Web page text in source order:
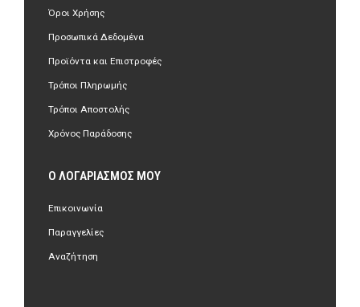
Όροι Χρήσης
Προσωπικά Δεδομένα
Προϊόντα και Επιστροφές
Τρόποι Πληρωμής
Τρόποι Αποστολής
Χρόνος Παράδοσης
Ο ΛΟΓΑΡΙΑΣΜΌΣ ΜΟΥ
Επικοινωνία
Παραγγελίες
Αναζήτηση